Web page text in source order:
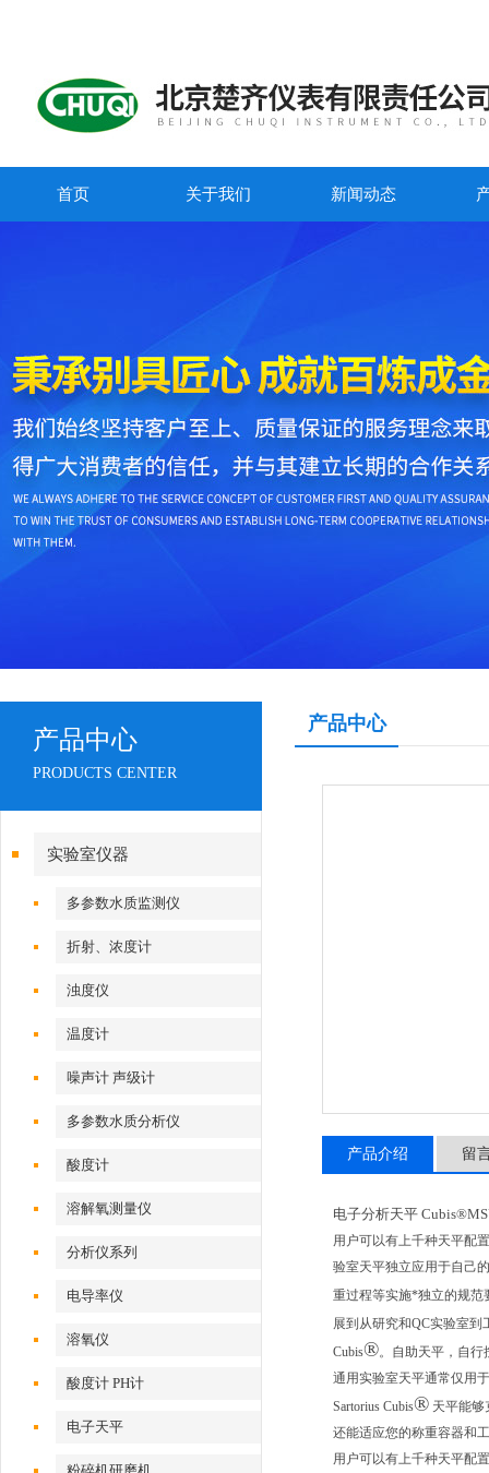
首页 关于我们 新闻动态
产品中心
PRODUCTS CENTER
实验室仪器
多参数水质监测仪
折射、浓度计
浊度仪
温度计
噪声计 声级计
多参数水质分析仪
酸度计
溶解氧测量仪
分析仪系列
电导率仪
溶氧仪
酸度计 PH计
电子天平
产品中心
产品介绍 留
电子分析天平
用户可以有上千种天平配
验室天平独立应用于自己
重过程等实施*独立的规范
展到从研究和QC实验室到
Cubis®。自助天平，自
通用实验室天平通常仅用
Sartorius Cubis® 天平能够
还能适应您的称重容器和
用户可以有上千种天平配